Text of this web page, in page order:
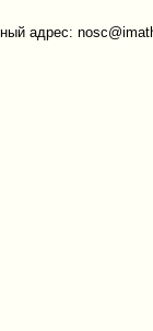
адрес: